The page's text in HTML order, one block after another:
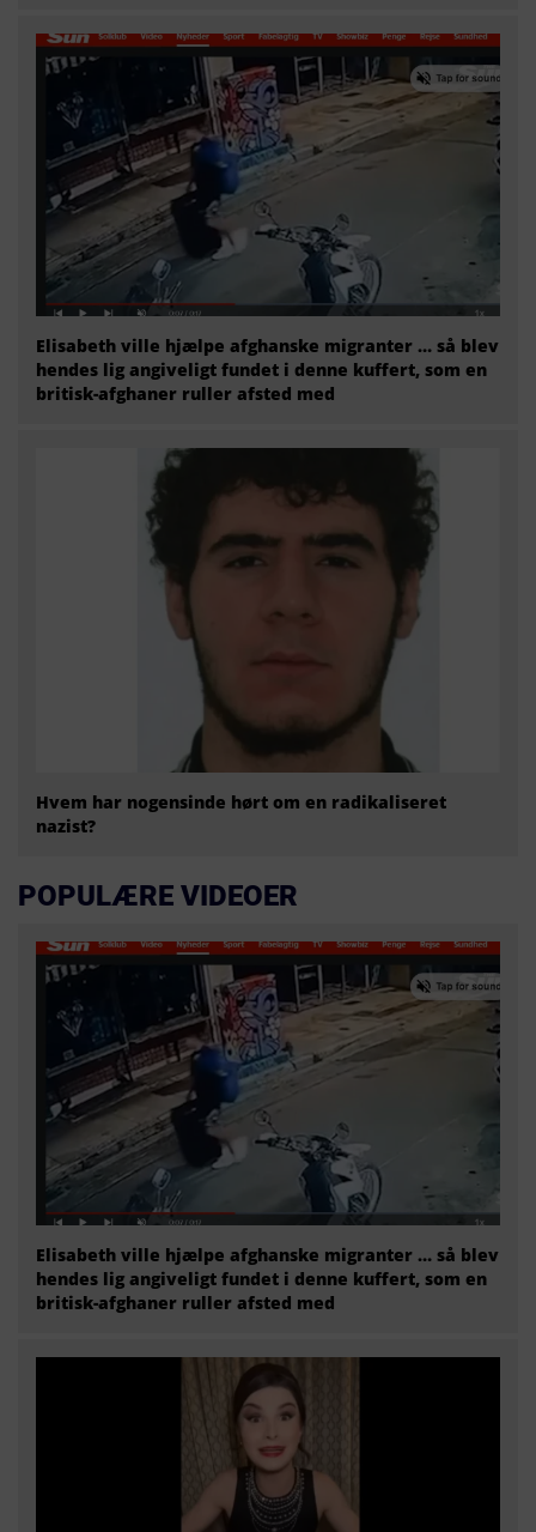
Elisabeth ville hjælpe afghanske migranter … så blev
hendes lig angiveligt fundet i denne kuffert, som en
britisk-afghaner ruller afsted med
Hvem har nogensinde hørt om en radikaliseret
nazist?
POPULÆRE VIDEOER
Elisabeth ville hjælpe afghanske migranter … så blev
hendes lig angiveligt fundet i denne kuffert, som en
britisk-afghaner ruller afsted med